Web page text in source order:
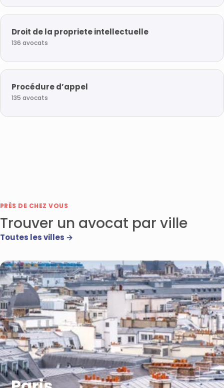
Droit de la propriete intellectuelle
136 avocats
Procédure d’appel
135 avocats
PRÈS DE CHEZ VOUS
Trouver un avocat par ville
Toutes les villes →